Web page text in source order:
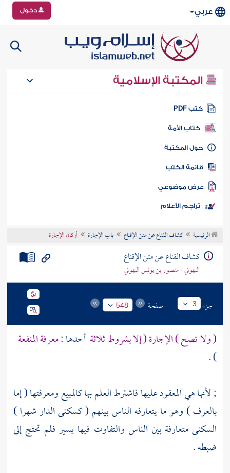
عربي دخول
المكتبة الإسلامية
كتب PDF
كتاب الأمة
المكتبة
الكتب
موضوعي
تراجم الأعلام
الرئيسية كشاف القناع عن متن الإقناع باب الإجارة أركان الإجارة
كشاف القناع عن متن الإقناع
البهوتي - منصور بن يونس البهوتي
جزء 3 صفحة 548
( ولا تصح ) الإجارة ( إلا بشروط ثلاثة أحدها :معرفة المنفعة
) .
; لأنها هي المعقود عليها فاشترط العلم بها كالمبيع ومعرفتها ( إما
بالعرف ) وهو ما يتعارفه الناس بينهم ( كسكنى الدار شهرا )
السكنى متعارفة بين الناس والتفاوت فيها يسير فلم تحتج إلى
ضبطه .